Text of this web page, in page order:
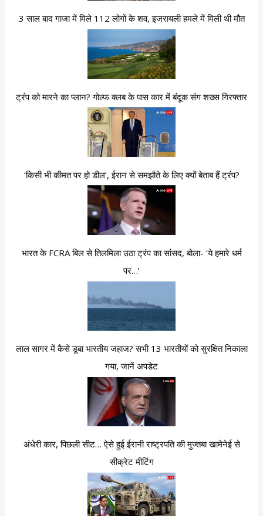
3 साल बाद गाजा में मिले 112 लोगों के शव, इजरायली हमले में मिली थी मौत
ट्रंप को मारने का प्लान? गोल्फ क्लब के पास कार में बंदूक संग शख्स गिरफ्तार
‘किसी भी कीमत पर हो डील’, ईरान से समझौते के लिए क्यों बेताब हैं ट्रंप?
भारत के FCRA बिल से तिलमिला उठा ट्रंप का सांसद, बोला- ‘ये हमारे धर्म
पर…’
लाल सागर में कैसे डूबा भारतीय जहाज? सभी 13 भारतीयों को सुरक्षित निकाला
गया, जानें अपडेट
अंधेरी कार, पिछली सीट… ऐसे हुई ईरानी राष्ट्रपति की मुज्तबा खामेनेई से
सीक्रेट मीटिंग